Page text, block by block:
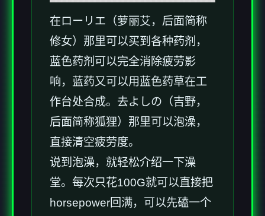
在ローリエ（萝丽艾，后面简称
修女）那里可以买到各种药剂，
蓝色药剂可以完全消除疲劳影
响，蓝药又可以用蓝色药草在工
作台处合成。去よしの（吉野，
后面简称狐狸）那里可以泡澡，
直接清空疲劳度。
说到泡澡，就轻松介绍一下澡
堂。每次只花100G就可以直接把
horsepower回满，可以先磕一个